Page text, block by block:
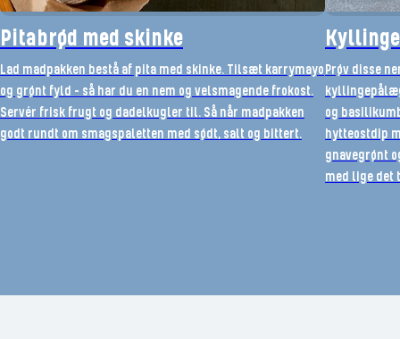
Pitabrød med skinke
Lad madpakken bestå af pita med skinke. Tilsæt karrymayo
og grønt fyld – så har du en nem og velsmagende frokost.
Servér frisk frugt og dadelkugler til. Så når madpakken
godt rundt om smagspaletten med sødt, salt og bittert.
Prøv disse
og
hytteostdip
gnavegrønt
med lige det